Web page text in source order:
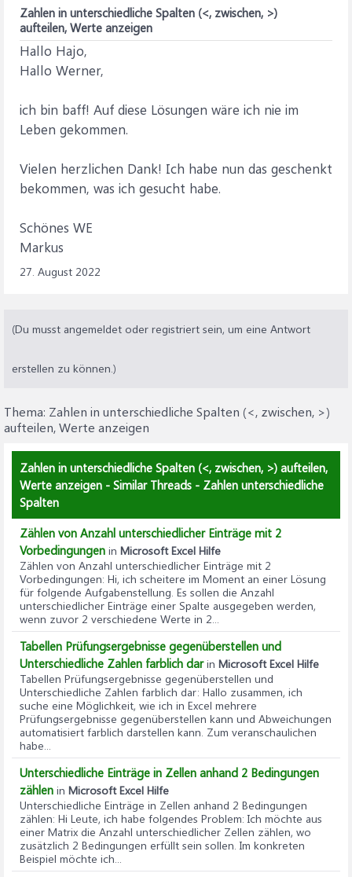
Zahlen in unterschiedliche Spalten (<, zwischen, >)
aufteilen, Werte anzeigen
Hallo Hajo,
Hallo Werner,
ich bin baff! Auf diese Lösungen wäre ich nie im
Leben gekommen.
Vielen herzlichen Dank! Ich habe nun das geschenkt
bekommen, was ich gesucht habe.
Schönes WE
Markus
27. August 2022
(Du musst angemeldet oder registriert sein, um eine Antwort
erstellen zu können.)
Thema: Zahlen in unterschiedliche Spalten (<, zwischen, >)
aufteilen, Werte anzeigen
Zahlen in unterschiedliche Spalten (<, zwischen, >) aufteilen,
Werte anzeigen - Similar Threads - Zahlen unterschiedliche
Spalten
Zählen von Anzahl unterschiedlicher Einträge mit 2
Vorbedingungen in Microsoft Excel Hilfe
Zählen von Anzahl unterschiedlicher Einträge mit 2
Vorbedingungen: Hi, ich scheitere im Moment an einer Lösung
für folgende Aufgabenstellung. Es sollen die Anzahl
unterschiedlicher Einträge einer Spalte ausgegeben werden,
wenn zuvor 2 verschiedene Werte in 2...
Tabellen Prüfungsergebnisse gegenüberstellen und
Unterschiedliche Zahlen farblich darin Microsoft Excel Hilfe
Tabellen Prüfungsergebnisse gegenüberstellen und
Unterschiedliche Zahlen farblich dar: Hallo zusammen, ich
suche eine Möglichkeit, wie ich in Excel mehrere
Prüfungsergebnisse gegenüberstellen kann und Abweichungen
automatisiert farblich darstellen kann. Zum veranschaulichen
habe...
Unterschiedliche Einträge in Zellen anhand 2 Bedingungen
zählen in Microsoft Excel Hilfe
Unterschiedliche Einträge in Zellen anhand 2 Bedingungen
zählen: Hi Leute, ich habe folgendes Problem: Ich möchte aus
einer Matrix die Anzahl unterschiedlicher Zellen zählen, wo
zusätzlich 2 Bedingungen erfüllt sein sollen. Im konkreten
Beispiel möchte ich...